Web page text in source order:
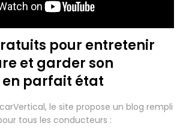
pour entretenir
et garder son
parfait état
le site propose un blog rempli
tous les conducteurs :